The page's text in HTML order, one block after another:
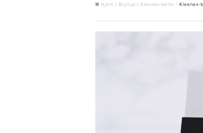
Hjem / Bryllup / Kleenex-belte / Kleenex-